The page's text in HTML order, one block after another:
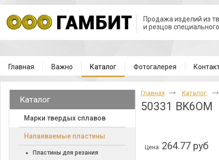
Продажа изделий из
и резцов
Главная Важно Каталог Фотогалерея
Каталог
Марки твердых сплавов
Напаиваемые пластины
Пластины для резания
Главная Каталог
50331 BK6OM
Цена: 264.77 руб